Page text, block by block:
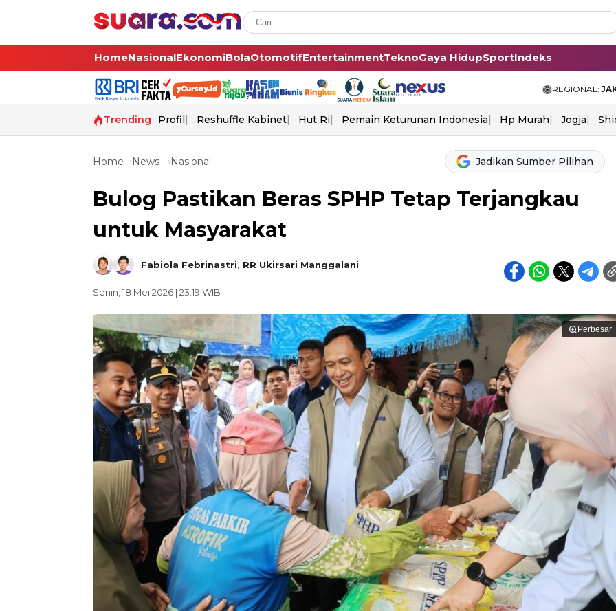
HomeNasionalEkonomiBolaOtomotifEntertainmentTeknoGaya HidupSportIndeks
REGIONAL:
Trending Profil Reshuffle Kabinet Hut Ri Pemain Keturunan Indonesia Hp Murah Jogja
Home News Nasional Jadikan Sumber Pilihan
Bulog Pastikan Beras SPHP Tetap Terjangkau
untuk Masyarakat
Fabiola Febrinastri, RR Ukirsari Manggalani
Senin, 18 Mei 2026 | 23:19 WIB
Perbesar